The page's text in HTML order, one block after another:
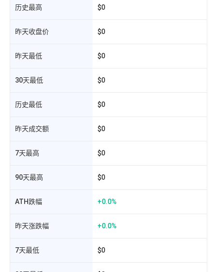
历史最高 $0
昨天收盘价 $0
昨天最低 $0
30天最低 $0
历史最低 $0
昨天成交额 $0
7天最高 $0
90天最高 $0
ATH跌幅 +0.0%
昨天涨跌幅 +0.0%
7天最低 $0